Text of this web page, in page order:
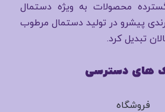
محصولات به ویژه دستمال
پیشرو در تولید دستمال مرطوب
تبدیل کرد.
های دسترسی
فروشگاه